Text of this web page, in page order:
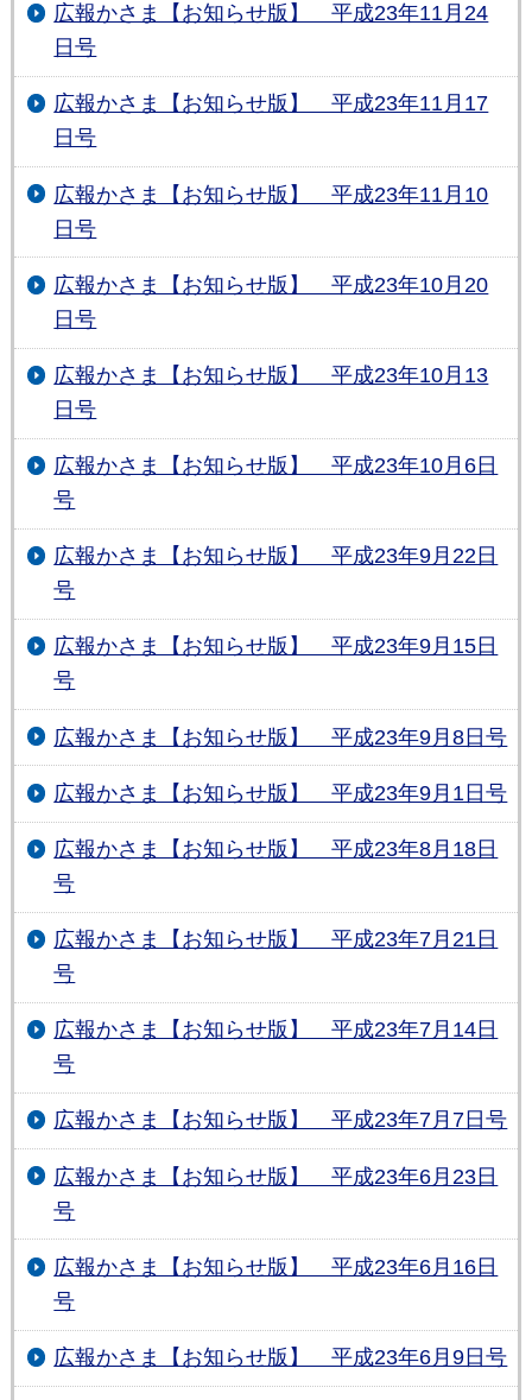
広報かさま【お知らせ版】 平成23年11月24
日号
広報かさま【お知らせ版】 平成23年11月17
日号
広報かさま【お知らせ版】 平成23年11月10
日号
広報かさま【お知らせ版】 平成23年10月20
日号
広報かさま【お知らせ版】 平成23年10月13
日号
広報かさま【お知らせ版】 平成23年10月6日
号
広報かさま【お知らせ版】 平成23年9月22日
号
広報かさま【お知らせ版】 平成23年9月15日
号
広報かさま【お知らせ版】 平成23年9月8日号
広報かさま【お知らせ版】 平成23年9月1日号
広報かさま【お知らせ版】 平成23年8月18日
号
広報かさま【お知らせ版】 平成23年7月21日
号
広報かさま【お知らせ版】 平成23年7月14日
号
広報かさま【お知らせ版】 平成23年7月7日号
広報かさま【お知らせ版】 平成23年6月23日
号
広報かさま【お知らせ版】 平成23年6月16日
号
広報かさま【お知らせ版】 平成23年6月9日号